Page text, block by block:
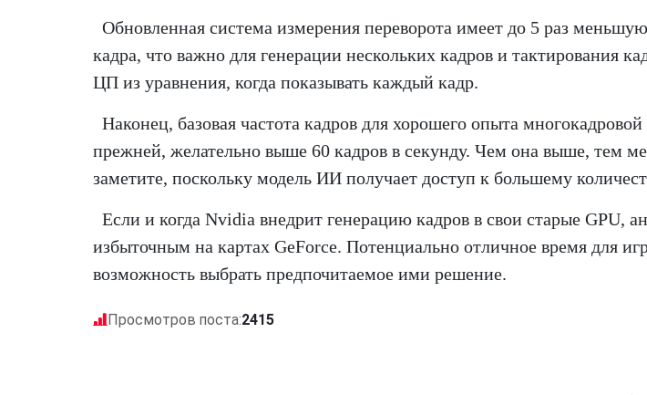
Обновленная система измерения переворота имеет до 5 раз
кадра, что важно для генерации нескольких кадров и тактирования
ЦП из уравнения, когда показывать каждый кадр.
Наконец, базовая частота кадров для хорошего опыта многокадровой
прежней, желательно выше 60 кадров в секунду. Чем она выше, тем
заметите, поскольку модель ИИ получает доступ к большему
Если и когда Nvidia внедрит генерацию кадров в свои старые GPU,
избыточным на картах GeForce. Потенциально отличное время для
возможность выбрать предпочитаемое ими решение.
Просмотров поста:2415